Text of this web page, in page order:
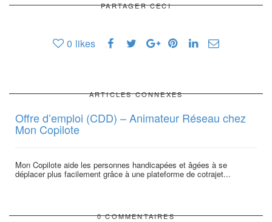
PARTAGER CECI
0 likes
ARTICLES CONNEXES
Offre d’emploi (CDD) – Animateur Réseau chez
Mon Copilote
Mon Copilote aide les personnes handicapées et âgées à se
déplacer plus facilement grâce à une plateforme de cotrajet...
0 COMMENTAIRES